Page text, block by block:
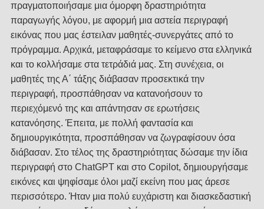
πραγματοποιήσαμε μια όμορφη δραστηριότητα
παραγωγής λόγου, με αφορμή μια αστεία περιγραφή
εικόνας που μας έστειλαν μαθητές-συνεργάτες από το
πρόγραμμα. Αρχικά, μεταφράσαμε το κείμενο στα ελληνικά
και το κολλήσαμε στα τετράδιά μας. Στη συνέχεια, οι
μαθητές της Α΄ τάξης διάβασαν προσεκτικά την
περιγραφή, προσπάθησαν να κατανοήσουν το
περιεχόμενό της και απάντησαν σε ερωτήσεις
κατανόησης. Έπειτα, με πολλή φαντασία και
δημιουργικότητα, προσπάθησαν να ζωγραφίσουν όσα
διάβασαν. Στο τέλος της δραστηριότητας δώσαμε την ίδια
περιγραφή στο ChatGPT και στο Copilot, δημιουργήσαμε
εικόνες και ψηφίσαμε όλοι μαζί εκείνη που μας άρεσε
περισσότερο. Ήταν μια πολύ ευχάριστη και διασκεδαστική